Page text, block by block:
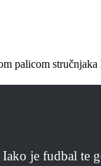
palicom stručnjaka
je fudbal